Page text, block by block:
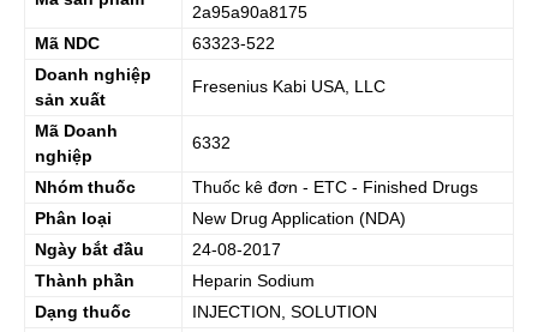
2a95a90a8175
Mã NDC
63323-522
Doanh nghiệp
sản xuất
Fresenius Kabi USA, LLC
Mã Doanh
nghiệp
6332
Nhóm thuốc
Thuốc kê đơn - ETC - Finished Drugs
Phân loại
New Drug Application (NDA)
Ngày bắt đầu
24-08-2017
Thành phần
Heparin Sodium
Dạng thuốc
INJECTION, SOLUTION